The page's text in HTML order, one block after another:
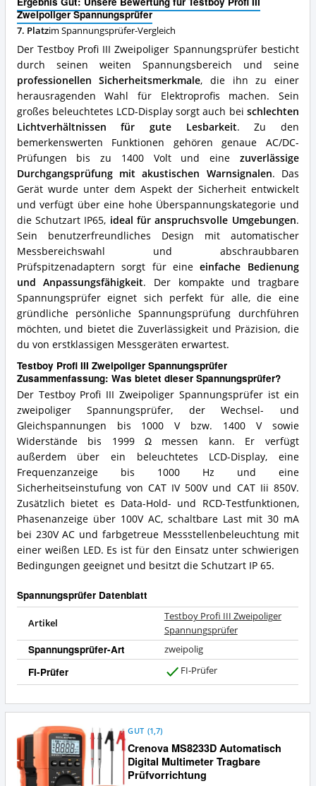
Zweipoliger Spannungsprüfer
7. Platzim Spannungsprüfer-Vergleich
Der Testboy Profi III Zweipoliger Spannungsprüfer besticht
durch seinen weiten Spannungsbereich und seine
professionellen Sicherheitsmerkmale, die ihn zu einer
herausragenden Wahl für Elektroprofis machen. Sein
großes beleuchtetes LCD-Display sorgt auch bei schlechten
Lichtverhältnissen für gute Lesbarkeit. Zu den
bemerkenswerten Funktionen gehören genaue AC/DC-
Prüfungen bis zu 1400 Volt und eine zuverlässige
Durchgangsprüfung mit akustischen Warnsignalen. Das
Gerät wurde unter dem Aspekt der Sicherheit entwickelt
und verfügt über eine hohe Überspannungskategorie und
die Schutzart IP65, ideal für anspruchsvolle Umgebungen.
Sein benutzerfreundliches Design mit automatischer
Messbereichswahl und abschraubbaren
Prüfspitzenadaptern sorgt für eineeinfache Bedienung
und Anpassungsfähigkeit. Der kompakte und tragbare
Spannungsprüfer eignet sich perfekt für alle, die eine
gründliche persönliche Spannungsprüfung durchführen
möchten, und bietet die Zuverlässigkeit und Präzision, die
du von erstklassigen Messgeräten erwartest.
Testboy Profi III Zweipoliger Spannungsprüfer
Zusammenfassung: Was bietet dieser Spannungsprüfer?
Der Testboy Profi III Zweipoliger Spannungsprüfer ist ein
zweipoliger Spannungsprüfer, der Wechsel- und
Gleichspannungen bis 1000 V bzw. 1400 V sowie
Widerstände bis 1999 Ω messen kann. Er verfügt
außerdem über ein beleuchtetes LCD-Display, eine
Frequenzanzeige bis 1000 Hz und eine
Sicherheitseinstufung von CAT IV 500V und CAT Iii 850V.
Zusätzlich bietet es Data-Hold- und RCD-Testfunktionen,
Phasenanzeige über 100V AC, schaltbare Last mit 30 mA
bei 230V AC und farbgetreue Messstellenbeleuchtung mit
einer weißen LED. Es ist für den Einsatz unter schwierigen
Bedingungen geeignet und besitzt die Schutzart IP 65.
Spannungsprüfer Datenblatt
Artikel
Testboy Profi III Zweipoliger
Spannungsprüfer
Spannungsprüfer-Art zweipolig
FI-Prüfer FI-Prüfer
Spannungsprüfer
Vorteile:
Was
spricht
für
diesen
Spannungsprüfer?
Crenova MS8233D Automatisch
Digital Multimeter Tragbare
Prüfvorrichtung
GUT (1,7)